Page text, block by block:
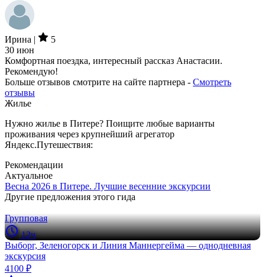
Ирина |
5
30 июн
Комфортная поездка, интересный рассказ Анастасии.
Рекомендую!
Больше отзывов смотрите на сайте партнера - Смотреть
отзывы
Жилье
Нужно жилье в Питере? Поищите любые варианты
проживания через крупнейший агрегатор
Яндекс.Путешествия:
Рекомендации
Актуальное
Весна 2026 в Питере. Лучшие весенние экскурсии
Другие предложения этого гида
Групповая
12ч
Выборг, Зеленогорск и Линия Маннергейма — однодневная
экскурсия
4100 ₽